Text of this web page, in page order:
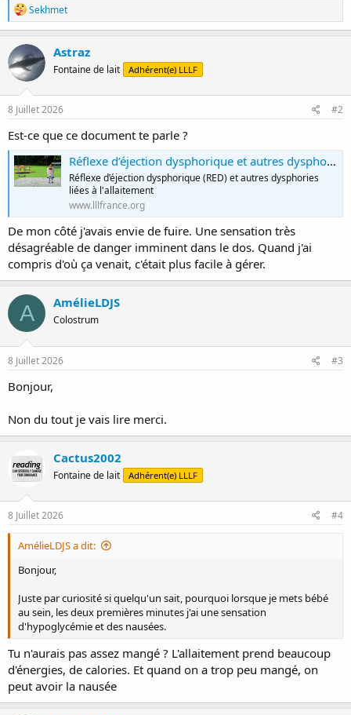
R
é
a
c
t
i
o
n
s
Sekhmet
Astraz
Fontaine de lait Adhérent(e) LLLF
8 Juillet 2026 #2
Est-ce que ce document te parle ?
Réflexe d’éjection dysphorique et autres dysphories liées à l'allaitement
Réflexe d’éjection dysphorique (RED) et autres dysphories
liées à l'allaitement
www.lllfrance.org
De mon côté j'avais envie de fuire. Une sensation très
désagréable de danger imminent dans le dos. Quand j'ai
compris d'où ça venait, c'était plus facile à gérer.
A AmélieLDJS
Colostrum
8 Juillet 2026 #3
Bonjour,
Non du tout je vais lire merci.
Cactus2002
Fontaine de lait Adhérent(e) LLLF
8 Juillet 2026 #4
AmélieLDJS a dit:
Bonjour,
Juste par curiosité si quelqu'un sait, pourquoi lorsque je mets bébé
au sein, les deux premières minutes j'ai une sensation
d'hypoglycémie et des nausées.
Tu n'aurais pas assez mangé ? L'allaitement prend beaucoup
d'énergies, de calories. Et quand on a trop peu mangé, on
peut avoir la nausée